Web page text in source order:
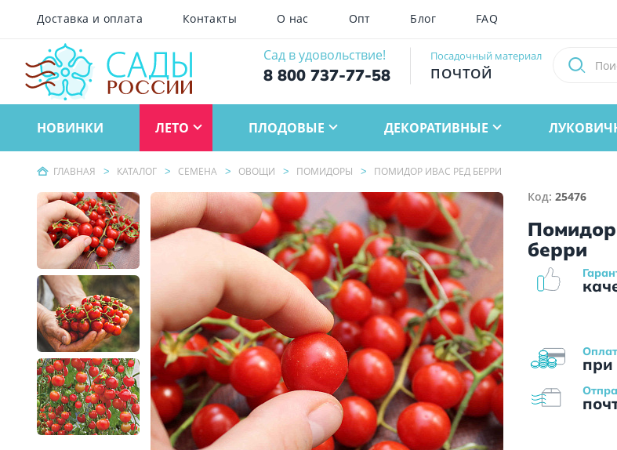
Доставка и оплата Контакты О нас Опт Блог FAQ
Сад в удовольствие!
8 800 737-77-58
Посадочный материал
ПОЧТОЙ
НОВИНКИ ЛЕТО ПЛОДОВЫЕ ДЕКОРАТИВНЫЕ
ГЛАВНАЯ КАТАЛОГ СЕМЕНА ОВОЩИ ПОМИДОРЫ ПОМИДОР ИВАС РЕД БЕРРИ
Код: 25476
берри
при